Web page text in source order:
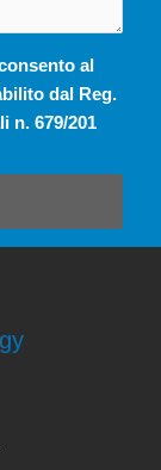
al
dal Reg.
n. 679/201